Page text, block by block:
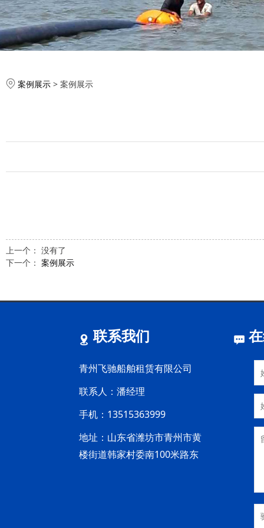
案例展示 > 案例展示
上一个： 没有了
下一个： 案例展示
联系我们
青州飞驰船舶租赁有限公司
联系人：潘经理
手机：13515363999
地址：山东省潍坊市青州市黄
楼街道韩家村委南100米路东